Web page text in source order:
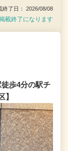
了日： 2026/08/08
載終了になります
歩4分の駅チ
】